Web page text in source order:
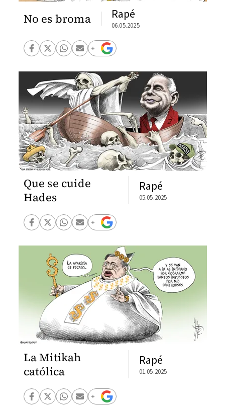
No es broma Rapé
06.05.2025
Que se cuide
Hades
Rapé
05.05.2025
La Mitikah
católica
Rapé
01.05.2025